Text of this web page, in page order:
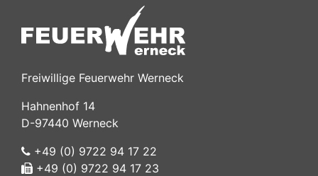
Freiwillige Feuerwehr Werneck
Hahnenhof 14
D-97440 Werneck
+49 (0) 9722 94 17 22
+49 (0) 9722 94 17 23